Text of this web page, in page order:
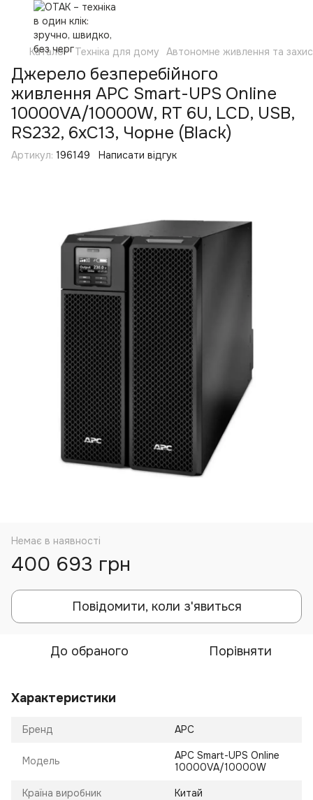
Каталог Техніка для дому Автономне живлення та
Джерело безперебійного
живлення APC Smart-UPS Online
10000VA/10000W, RT 6U, LCD, USB,
RS232, 6xC13, Чорне (Black)
Артикул: 196149 Написати відгук
Немає в наявності
400 693 грн
Повідомити, коли з'явиться
До обраного Порівняти
Характеристики
Бренд APC
Модель
APC Smart-UPS Online
10000VA/10000W
Країна виробник Китай